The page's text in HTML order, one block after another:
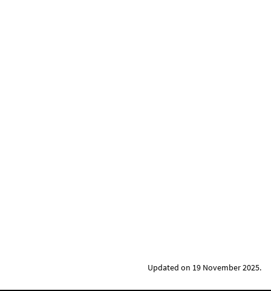
Updated on 19 November 2025.